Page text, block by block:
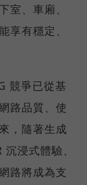
室、車廂、
享有穩定、
競爭已從基
路品質、使
，隨著生成
浸式體驗、
路將成為支